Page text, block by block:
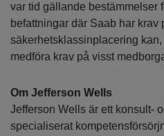
var tid gällande bestämmelser
befattningar där Saab har krav
säkerhetsklassinplacering
medföra krav på visst
Om Jefferson Wells
Jefferson Wells är ett konsult-
specialiserat